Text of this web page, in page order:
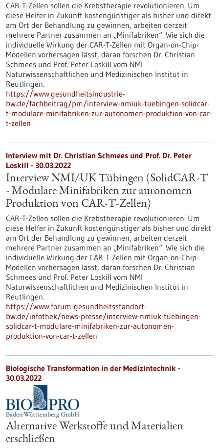
CAR-T-Zellen sollen die Krebstherapie revolutionieren. Um
diese Helfer in Zukunft kostengünstiger als bisher und direkt
am Ort der Behandlung zu gewinnen, arbeiten derzeit
mehrere Partner zusammen an „Minifabriken“. Wie sich die
individuelle Wirkung der CAR-T-Zellen mit Organ-on-Chip-
Modellen vorhersagen lässt, daran forschen Dr. Christian
Schmees und Prof. Peter Loskill vom NMI
Naturwissenschaftlichen und Medizinischen Institut in
Reutlingen.
https://www.gesundheitsindustrie-
bw.de/fachbeitrag/pm/interview-nmiuk-tuebingen-solidcar-
t-modulare-minifabriken-zur-autonomen-produktion-von-car-
t-zellen
Interview mit Dr. Christian Schmees und Prof. Dr. Peter
Loskill - 30.03.2022
Interview NMI/UK Tübingen (SolidCAR-T
- Modulare Minifabriken zur autonomen
Produktion von CAR-T-Zellen)
CAR-T-Zellen sollen die Krebstherapie revolutionieren. Um
diese Helfer in Zukunft kostengünstiger als bisher und direkt
am Ort der Behandlung zu gewinnen, arbeiten derzeit
mehrere Partner zusammen an „Minifabriken“. Wie sich die
individuelle Wirkung der CAR-T-Zellen mit Organ-on-Chip-
Modellen vorhersagen lässt, daran forschen Dr. Christian
Schmees und Prof. Peter Loskill vom NMI
Naturwissenschaftlichen und Medizinischen Institut in
Reutlingen.
https://www.forum-gesundheitsstandort-
bw.de/infothek/news-presse/interview-nmiuk-tuebingen-
solidcar-t-modulare-minifabriken-zur-autonomen-
produktion-von-car-t-zellen
Biologische Transformation in der Medizintechnik -
30.03.2022
Alternative Werkstoffe und Materialien
erschließen